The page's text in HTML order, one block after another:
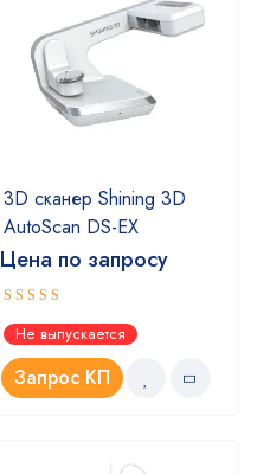
3D сканер Shining 3D
AutoScan DS-EX
Цена по запросу
Оценка
4.67из 5
Не выпускается
Запрос КП